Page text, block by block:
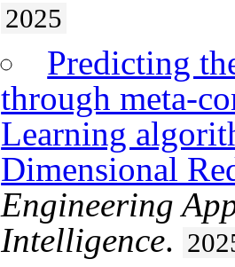
2025
Predicting
through meta-
Learning
Dimensional
Engineering
Intelligence.